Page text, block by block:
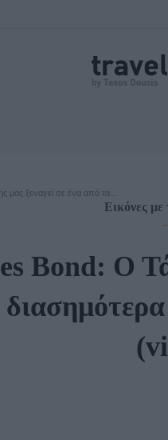
ξεναγεί σε ένα από τα...
Εικόνες
Bond: Ο